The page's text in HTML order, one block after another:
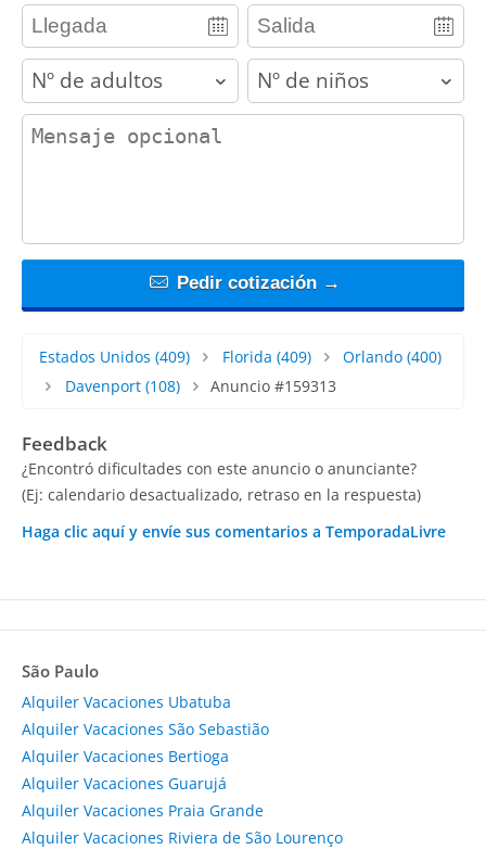
adults children
contact_message
Pedir cotización →
Estados Unidos (409) Florida (409) Orlando (400)
Davenport(108) Anuncio #159313
Feedback
¿Encontró dificultades con este anuncio o anunciante?
(Ej: calendario desactualizado, retraso en la respuesta)
Haga clic aquí y envíe sus comentarios a TemporadaLivre
São Paulo
Alquiler Vacaciones Ubatuba
Alquiler Vacaciones São Sebastião
Alquiler Vacaciones Bertioga
Alquiler Vacaciones Guarujá
Alquiler Vacaciones Praia Grande
Alquiler Vacaciones Riviera de São Lourenço